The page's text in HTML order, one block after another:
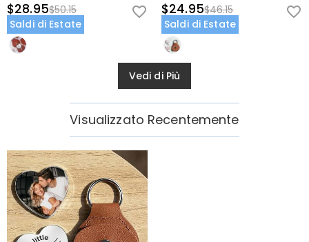
$28.95$50.15
Saldi di Estate
$24.95$46.15
Saldi di Estate
Vedi di Più
Visualizzato Recentemente